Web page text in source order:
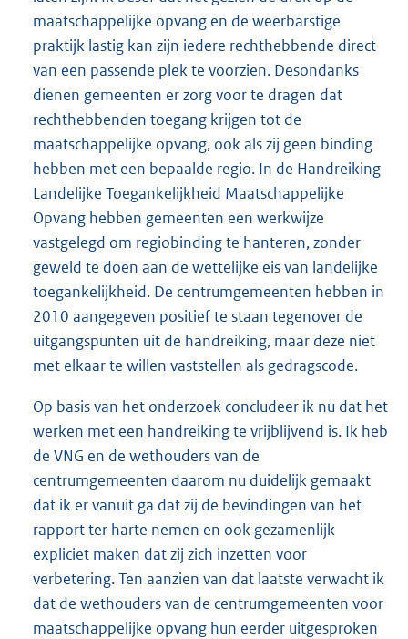
maatschappelijke opvang en de weerbarstige
praktijk lastig kan zijn iedere rechthebbende direct
van een passende plek te voorzien. Desondanks
dienen gemeenten er zorg voor te dragen dat
rechthebbenden toegang krijgen tot de
maatschappelijke opvang, ook als zij geen binding
hebben met een bepaalde regio. In de Handreiking
Landelijke Toegankelijkheid Maatschappelijke
Opvang hebben gemeenten een werkwijze
vastgelegd om regiobinding te hanteren, zonder
geweld te doen aan de wettelijke eis van landelijke
toegankelijkheid. De centrumgemeenten hebben in
2010 aangegeven positief te staan tegenover de
uitgangspunten uit de handreiking, maar deze niet
met elkaar te willen vaststellen als gedragscode.
Op basis van het onderzoek concludeer ik nu dat het
werken met een handreiking te vrijblijvend is. Ik heb
de VNG en de wethouders van de
centrumgemeenten daarom nu duidelijk gemaakt
dat ik er vanuit ga dat zij de bevindingen van het
rapport ter harte nemen en ook gezamenlijk
expliciet maken dat zij zich inzetten voor
verbetering. Ten aanzien van dat laatste verwacht ik
dat de wethouders van de centrumgemeenten voor
maatschappelijke opvang hun eerder uitgesproken